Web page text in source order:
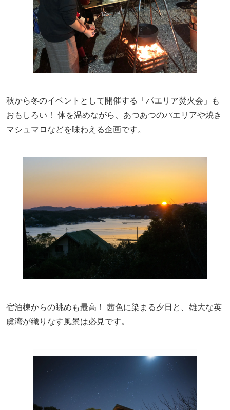
秋から冬のイベントとして開催する「パエリア焚火会」も
おもしろい！ 体を温めながら、あつあつのパエリアや焼き
マシュマロなどを味わえる企画です。
宿泊棟からの眺めも最高！ 茜色に染まる夕日と、雄大な英
虞湾が織りなす風景は必見です。